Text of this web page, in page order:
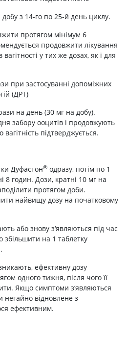
добу з 14-го по 25-й день циклу.
протягом мінімум 6
продовжити лікування
у тих же дозах, як і для
при застосуванні допоміжних
(ДРТ)
на день (30 мг на добу).
забору ооцитів і продовжують
підтверджується.
Дуфастон® одразу, потім по 1
8 годин. Дози, кратні 10 мг на
протягом доби.
найвищу дозу на початковому
або знову з‘являються під час
збільшити на 1 таблетку
ефективну дозу
одного тижня, після чого її
Якщо симптоми з‘являються
негайно відновлене з
ефективним.